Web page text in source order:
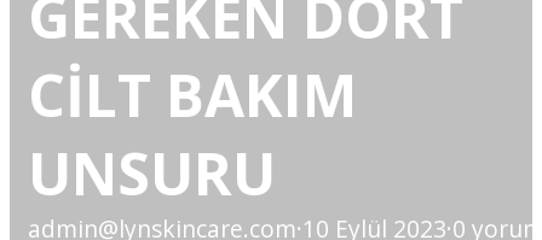
GEREKEN DÖRT
CİLT BAKIM
UNSURU
admin@lynskincare.com·10 Eylül 2023·0